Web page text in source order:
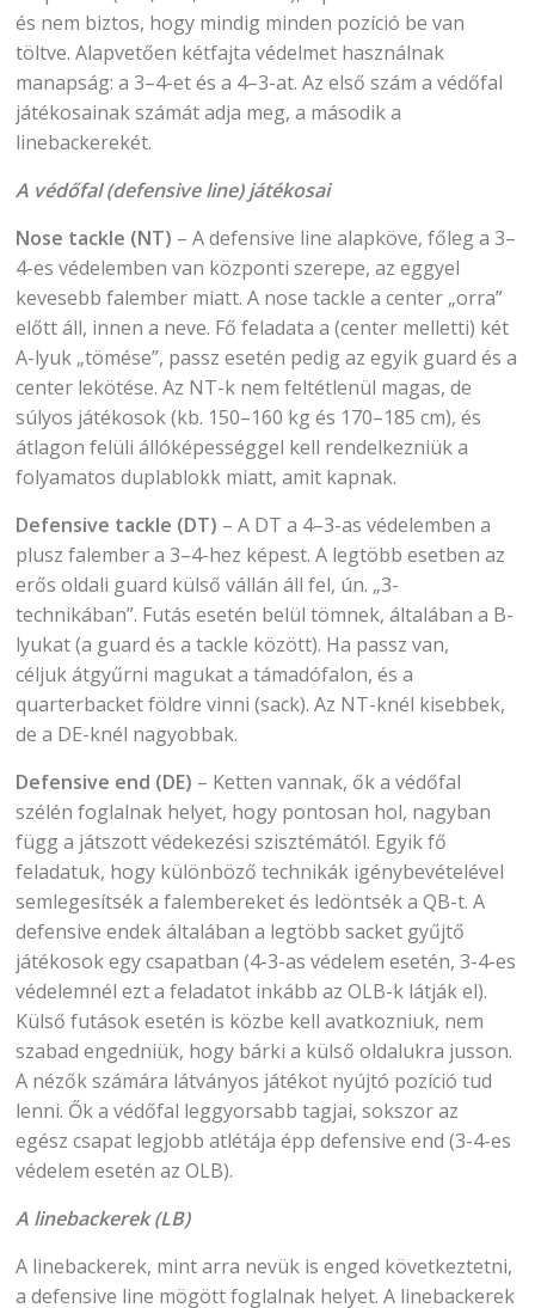
és nem biztos, hogy mindig minden pozíció be van
töltve. Alapvetően kétfajta védelmet használnak
manapság: a 3–4-et és a 4–3-at. Az első szám a védőfal
játékosainak számát adja meg, a második a
linebackerekét.
A védőfal (defensive line) játékosai
Nose tackle (NT) – A defensive line alapköve, főleg a 3–
4-es védelemben van központi szerepe, az eggyel
kevesebb falember miatt. A nose tackle a center „orra”
előtt áll, innen a neve. Fő feladata a (center melletti) két
A-lyuk „tömése”, passz esetén pedig az egyik guard és a
center lekötése. Az NT-k nem feltétlenül magas, de
súlyos játékosok (kb. 150–160 kg és 170–185 cm), és
átlagon felüli állóképességgel kell rendelkezniük a
folyamatos duplablokk miatt, amit kapnak.
Defensive tackle (DT) – A DT a 4–3-as védelemben a
plusz falember a 3–4-hez képest. A legtöbb esetben az
erős oldali guard külső vállán áll fel, ún. „3-
technikában”. Futás esetén belül tömnek, általában a B-
lyukat (a guard és a tackle között). Ha passz van,
céljuk átgyűrni magukat a támadófalon, és a
quarterbacket földre vinni (sack). Az NT-knél kisebbek,
de a DE-knél nagyobbak.
Defensive end (DE) – Ketten vannak, ők a védőfal
szélén foglalnak helyet, hogy pontosan hol, nagyban
függ a játszott védekezési szisztémától. Egyik fő
feladatuk, hogy különböző technikák igénybevételével
semlegesítsék a falembereket és ledöntsék a QB-t. A
defensive endek általában a legtöbb sacket gyűjtő
játékosok egy csapatban (4-3-as védelem esetén, 3-4-es
védelemnél ezt a feladatot inkább az OLB-k látják el).
Külső futások esetén is közbe kell avatkozniuk, nem
szabad engedniük, hogy bárki a külső oldalukra jusson.
A nézők számára látványos játékot nyújtó pozíció tud
lenni. Ők a védőfal leggyorsabb tagjai, sokszor az
egész csapat legjobb atlétája épp defensive end (3-4-es
védelem esetén az OLB).
A linebackerek (LB)
A linebackerek, mint arra nevük is enged következtetni,
a defensive line mögött foglalnak helyet. A linebackerek